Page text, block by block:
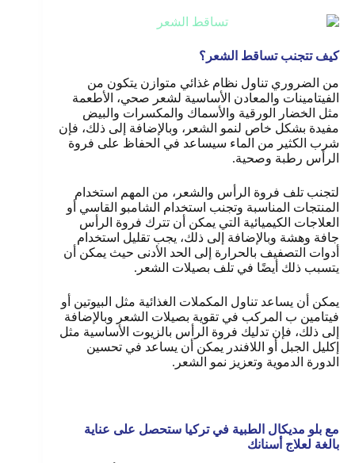
كيف تتجنب تساقط الشعر؟
من الضروري تناول نظام غذائي متوازن يتكون من
الفيتامينات والمعادن الأساسية لشعر صحي، الأطعمة
مثل الخضار الورقية والأسماك والمكسرات والبيض
مفيدة بشكل خاص لنمو الشعر، وبالإضافة إلى ذلك، فإن
شرب الكثير من الماء سيساعد في الحفاظ على فروة
الرأس رطبة وصحية.
لتجنب تلف فروة الرأس والشعر، من المهم استخدام
المنتجات المناسبة وتجنب استخدام الشامبو القاسي أو
العلاجات الكيميائية التي يمكن أن تترك فروة الرأس
جافة وهشة وبالإضافة إلى ذلك، يجب تقليل استخدام
أدوات التصفيف بالحرارة إلى الحد الأدنى حيث يمكن أن
يتسبب ذلك أيضًا في تلف بصيلات الشعر .
يمكن أن يساعد تناول المكملات الغذائية مثل البيوتين أو
فيتامين ب المركب في تقوية بصيلات الشعر وبالإضافة
إلى ذلك، فإن تدليك فروة الرأس بالزيوت الأساسية مثل
إكليل الجبل أو اللافندر يمكن أن يساعد في تحسين
الدورة الدموية وتعزيز نمو الشعر .
مع بلو مديكال الطبية في تركيا ستحصل على عناية
بالغة لعلاج أسنانك